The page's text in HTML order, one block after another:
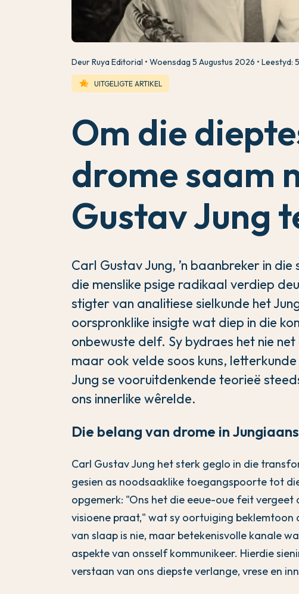
Deur Ruya Editorial Woensdag 5 Augustus 2026 Leestyd:
hotel_class UITGELIGTE ARTIKEL
Om die
drome saam
Gustav Jung
Carl Gustav Jung, ’n baanbreker in
die menslike psige radikaal verdiep
stigter van analitiese sielkunde het
oorspronklike insigte wat diep in die
onbewuste delf. Sy bydraes het nie
maar ook velde soos kuns,
Jung se vooruitdenkende teorieë
ons innerlike wêrelde.
Die belang van drome in
Carl Gustav Jung het sterk geglo in die
gesien as noodsaaklike toegangspoorte tot
opgemerk: "Ons het die eeue-oue feit
visioene praat," wat sy oortuiging
van slaap is nie, maar betekenisvolle kanale
aspekte van onsself kommunikeer. Hierdie
verstaan van ons diepste verlange, vrese en